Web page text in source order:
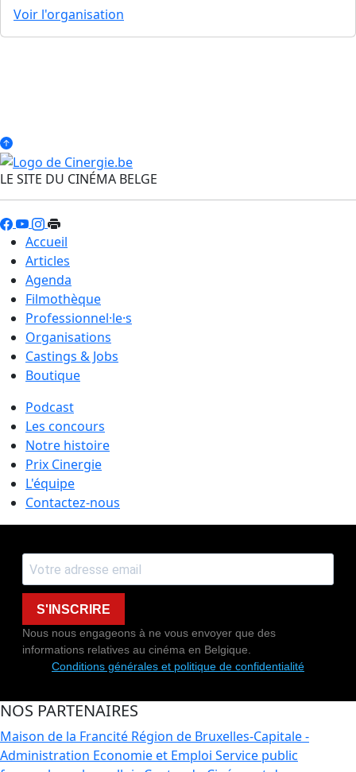
Voir l'organisation
LE SITE DU CINÉMA BELGE
Accueil
Articles
Agenda
Filmothèque
Professionnel·le·s
Organisations
Castings & Jobs
Boutique
Podcast
Les concours
Notre histoire
Prix Cinergie
L'équipe
Contactez-nous
S'INSCRIRE
Nous nous engageons à ne vous envoyer que des
informations relatives au cinéma en Belgique.
Conditions générales et politique de confidentialité
NOS PARTENAIRES
Maison de la Francité Région de Bruxelles-Capitale -
Administration Economie et Emploi Service public